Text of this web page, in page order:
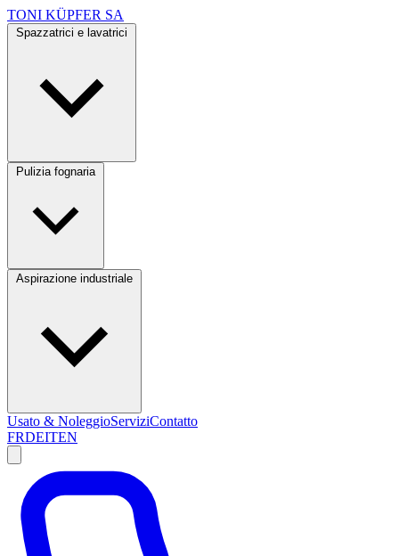
TONI KÜPFER SA
Pulizia fognaria
Usato & NoleggioServiziContatto
FRDEITEN